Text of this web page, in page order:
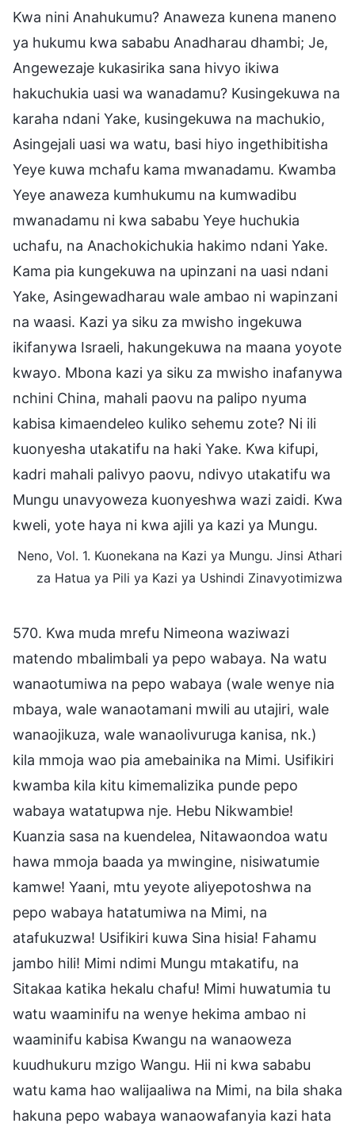
Kwa nini Anahukumu? Anaweza kunena maneno
ya hukumu kwa sababu Anadharau dhambi; Je,
Angewezaje kukasirika sana hivyo ikiwa
hakuchukia uasi wa wanadamu? Kusingekuwa na
karaha ndani Yake, kusingekuwa na machukio,
Asingejali uasi wa watu, basi hiyo ingethibitisha
Yeye kuwa mchafu kama mwanadamu. Kwamba
Yeye anaweza kumhukumu na kumwadibu
mwanadamu ni kwa sababu Yeye huchukia
uchafu, na Anachokichukia hakimo ndani Yake.
Kama pia kungekuwa na upinzani na uasi ndani
Yake, Asingewadharau wale ambao ni wapinzani
na waasi. Kazi ya siku za mwisho ingekuwa
ikifanywa Israeli, hakungekuwa na maana yoyote
kwayo. Mbona kazi ya siku za mwisho inafanywa
nchini China, mahali paovu na palipo nyuma
kabisa kimaendeleo kuliko sehemu zote? Ni ili
kuonyesha utakatifu na haki Yake. Kwa kifupi,
kadri mahali palivyo paovu, ndivyo utakatifu wa
Mungu unavyoweza kuonyeshwa wazi zaidi. Kwa
kweli, yote haya ni kwa ajili ya kazi ya Mungu.
Neno, Vol. 1. Kuonekana na Kazi ya Mungu. Jinsi Athari
za Hatua ya Pili ya Kazi ya Ushindi Zinavyotimizwa
570. Kwa muda mrefu Nimeona waziwazi
matendo mbalimbali ya pepo wabaya. Na watu
wanaotumiwa na pepo wabaya (wale wenye nia
mbaya, wale wanaotamani mwili au utajiri, wale
wanaojikuza, wale wanaolivuruga kanisa, nk.)
kila mmoja wao pia amebainika na Mimi. Usifikiri
kwamba kila kitu kimemalizika punde pepo
wabaya watatupwa nje. Hebu Nikwambie!
Kuanzia sasa na kuendelea, Nitawaondoa watu
hawa mmoja baada ya mwingine, nisiwatumie
kamwe! Yaani, mtu yeyote aliyepotoshwa na
pepo wabaya hatatumiwa na Mimi, na
atafukuzwa! Usifikiri kuwa Sina hisia! Fahamu
jambo hili! Mimi ndimi Mungu mtakatifu, na
Sitakaa katika hekalu chafu! Mimi huwatumia tu
watu waaminifu na wenye hekima ambao ni
waaminifu kabisa Kwangu na wanaoweza
kuudhukuru mzigo Wangu. Hii ni kwa sababu
watu kama hao walijaaliwa na Mimi, na bila shaka
hakuna pepo wabaya wanaowafanyia kazi hata